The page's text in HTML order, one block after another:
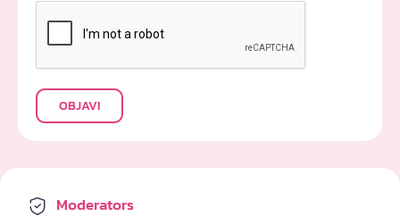
OBJAVI
Moderators